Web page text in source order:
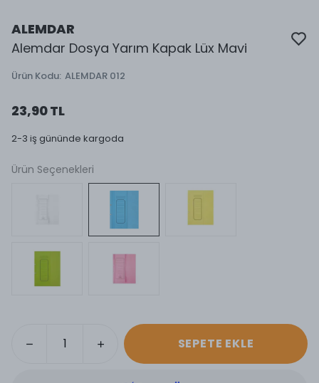
ALEMDAR
Alemdar Dosya Yarım Kapak Lüx Mavi
Ürün Kodu: ALEMDAR 012
23,90 TL
2-3 iş gününde kargoda
Ürün Seçenekleri
SEPETE EKLE